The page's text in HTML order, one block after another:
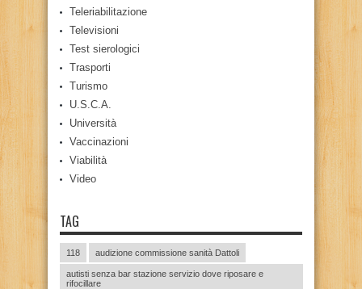
Teleriabilitazione
Televisioni
Test sierologici
Trasporti
Turismo
U.S.C.A.
Università
Vaccinazioni
Viabilità
Video
TAG
118 audizione commissione sanità Dattoli
autisti senza bar stazione servizio dove riposare e
rifocillare